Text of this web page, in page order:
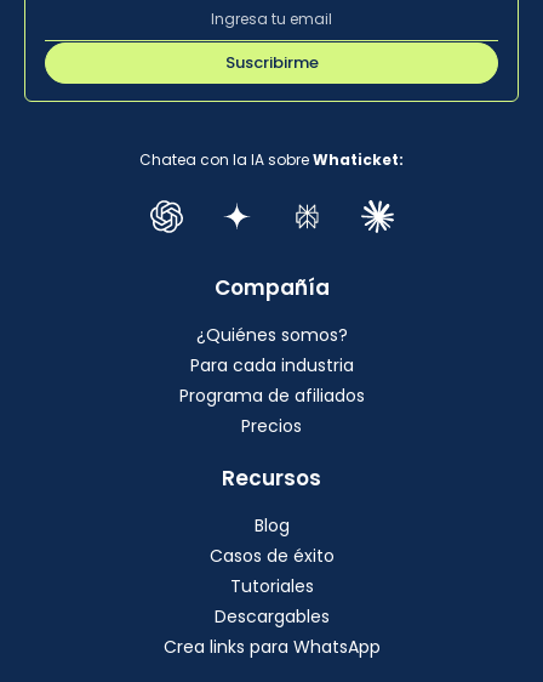
Suscribirme
Chatea con la IA sobreWhaticket:
Compañía
¿Quiénes somos?
Para cada industria
Programa de afiliados
Precios
Recursos
Blog
Casos de éxito
Tutoriales
Descargables
Crea links para WhatsApp